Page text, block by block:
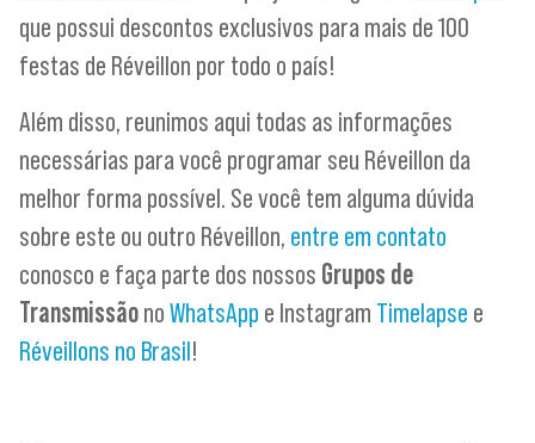
que possui descontos exclusivos para mais de 100
festas de Réveillon por todo o país!
Além disso, reunimos aqui todas as informações
necessárias para você programar seu Réveillon da
melhor forma possível. Se você tem alguma dúvida
sobre este ou outro Réveillon, entre em contato
conosco e faça parte dos nossos Grupos de
TransmissãonoWhatsApp e Instagram Timelapse e
Réveillons no Brasil!